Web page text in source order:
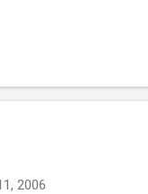
cataloghi
2006